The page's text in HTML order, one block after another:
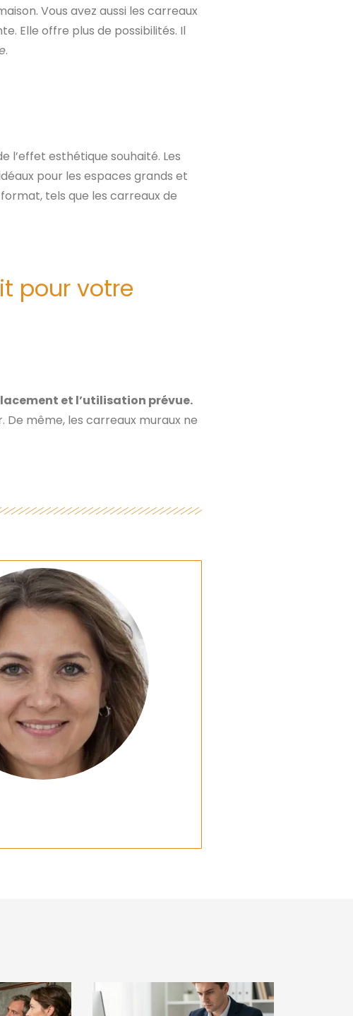
Vous avez aussi les carreaux
Elle offre plus de possibilités. Il
.
l’effet esthétique souhaité. Les
pour les espaces grands et
tels que les carreaux de
pour votre
et l’utilisation prévue.
De même, les carreaux muraux ne